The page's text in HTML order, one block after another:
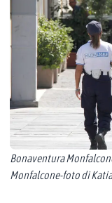
Bonaventura
Monfalcone-foto di